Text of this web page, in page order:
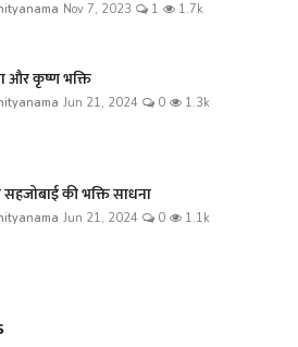
Nov 7, 2023 1 1.7k
और कृष्ण भक्ति
Jun 21, 2024 0 1.3k
की भक्ति साधना
Jun 21, 2024 0 1.1k